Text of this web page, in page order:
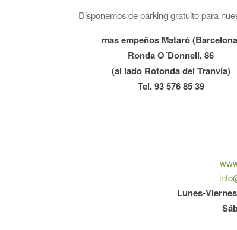
Disponemos de parking gratuito para
mas empeños Mataró
Ronda O´Donnell, 86
(al lado Rotonda del Tranvía)
Tel. 93 576 85 39
Lunes-